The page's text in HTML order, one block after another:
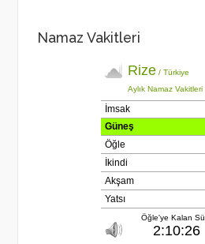
Namaz Vakitleri